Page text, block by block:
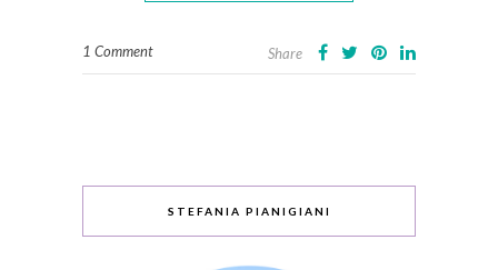
1 Comment Share
STEFANIA PIANIGIANI